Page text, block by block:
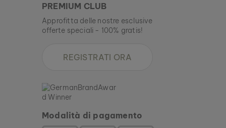
PREMIUM CLUB
Approfitta delle nostre esclusive
offerte speciali - 100% gratis!
REGISTRATI ORA
Modalità di pagamento